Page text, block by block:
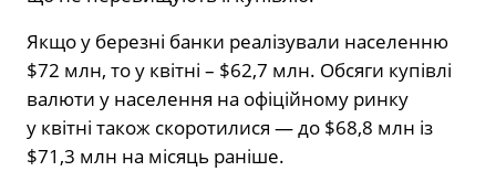
Якщо у березні банки реалізували населенню
$72 млн, то у квітні – $62,7 млн. Обсяги купівлі
валюти у населення на офіційному ринку
у квітні також скоротилися — до $68,8 млн із
$71,3 млн на місяць раніше.